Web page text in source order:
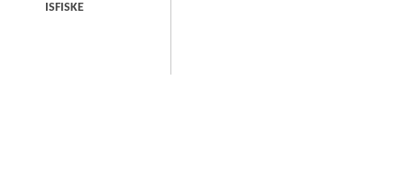
ISFISKE